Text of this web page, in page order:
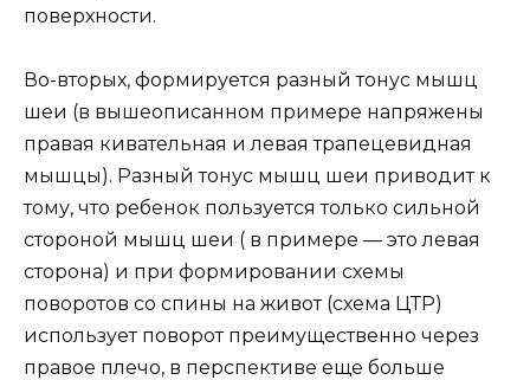
поверхности.
Во-вторых, формируется разный тонус мышц
шеи (в вышеописанном примере напряжены
правая кивательная и левая трапецевидная
мышцы). Разный тонус мышц шеи приводит к
тому, что ребенок пользуется только сильной
стороной мышц шеи ( в примере — это левая
сторона) и при формировании схемы
поворотов со спины на живот (схема ЦТР)
использует поворот преимущественно через
правое плечо, в перспективе еще больше